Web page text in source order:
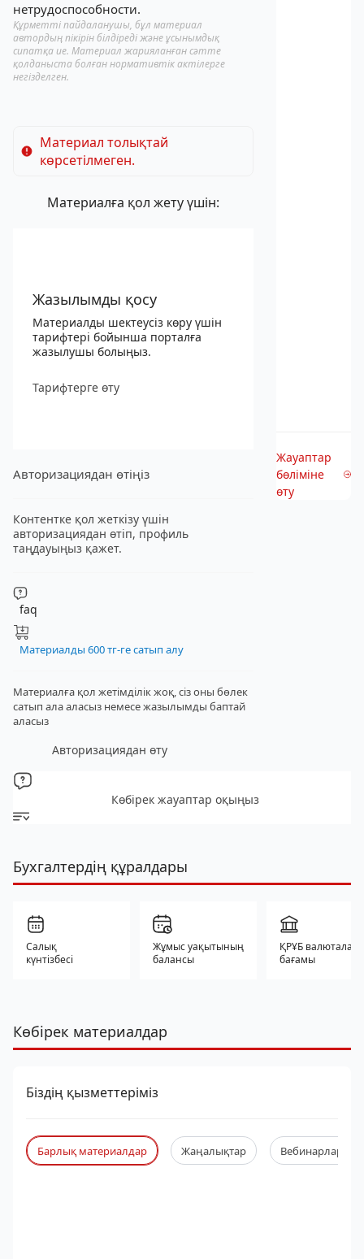
нетрудоспособности.
Құрметті пайдаланушы, бұл материал
автордың пікірін білдіреді және ұсынымдық
сипатқа ие. Материал жарияланған сәтте
қолданыста болған нормативтік актілерге
негізделген.
Материал толықтай
көрсетілмеген.
Материалға қол жету үшін:
Жазылымды қосу
Материалды шектеусіз көру үшін
тарифтері бойынша порталға
жазылушы болыңыз.
Тарифтерге өту
Авторизациядан өтіңіз
Контентке қол жеткізу үшін
авторизациядан өтіп, профиль
таңдауыңыз қажет.
faq
Материалды 600 тг-ге сатып алу
Материалға қол жетімділік жоқ, сіз оны бөлек
сатып ала аласыз немесе жазылымды баптай
аласыз
Авторизациядан өту
Жауаптар
бөліміне
өту
Көбірек жауаптар оқыңыз
Бухгалтердің құралдары
Салық
күнтізбесі
Жұмыс уақытының
балансы
ҚРҰБ валюталар
бағамы
Көбірек материалдар
Біздің қызметтеріміз
Барлық материалдар Жаңалықтар Вебинарлар